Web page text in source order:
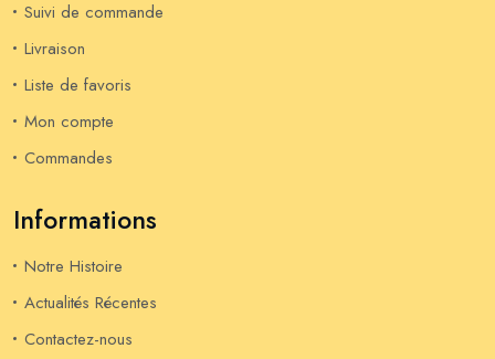
Suivi de commande
Livraison
Liste de favoris
Mon compte
Commandes
Informations
Notre Histoire
Actualités Récentes
Contactez-nous